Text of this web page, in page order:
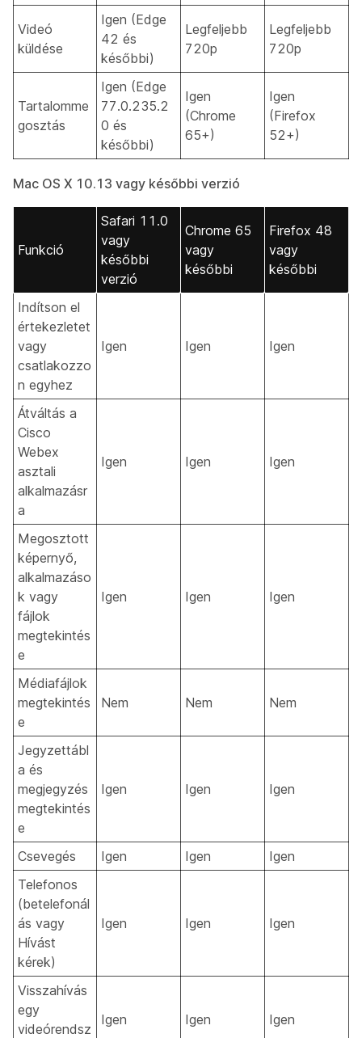
Videó
küldése
Igen (Edge
42 és
későbbi)
Legfeljebb
720p
Legfeljebb
720p
Tartalomme
gosztás
Igen (Edge
77.0.235.2
0 és
későbbi)
Igen
(Chrome
65+)
Igen
(Firefox
52+)
Mac OS X 10.13 vagy későbbi verzió
Funkció
Safari 11.0
vagy
későbbi
verzió
Chrome 65
vagy
későbbi
Firefox 48
vagy
későbbi
Indítson el
értekezletet
vagy
csatlakozzo
n egyhez
Igen Igen Igen
Átváltás a
Cisco
Webex
asztali
alkalmazásr
a
Igen Igen Igen
Megosztott
képernyő,
alkalmazáso
k vagy
fájlok
megtekintés
e
Igen Igen Igen
Médiafájlok
megtekintés
e
Nem Nem Nem
Jegyzettábl
a és
megjegyzés
megtekintés
e
Igen Igen Igen
Csevegés Igen Igen
Igen
Telefonos
(betelefonál
ás vagy
Hívást
kérek)
Igen Igen Igen
Visszahívás
egy
videórendsz
Igen Igen Igen